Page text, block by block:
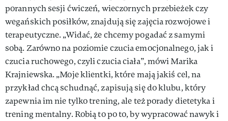
porannych sesji ćwiczeń, wieczornych przebieżek czy
wegańskich posiłków, znajdują się zajęcia rozwojowe i
terapeutyczne. „Widać, że chcemy pogadać z samymi
sobą. Zarówno na poziomie czucia emocjonalnego, jak i
czucia ruchowego, czyli czucia ciała”, mówi Marika
Krajniewska. „Moje klientki, które mają jakiś cel, na
przykład chcą schudnąć, zapisują się do klubu, który
zapewnia im nie tylko trening, ale też porady dietetyka i
trening mentalny. Robią to po to, by wypracować nawyk i